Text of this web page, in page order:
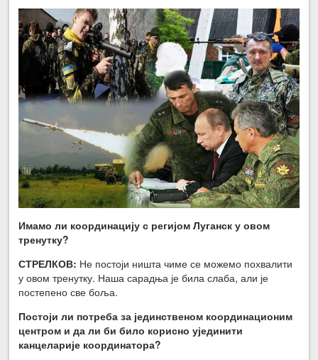
Имамо ли координацију с регијом Луганск у овом
тренутку?
СТРЕЛКОВ: Не постоји ништа чиме се можемо похвалити
у овом тренутку. Наша сарадња је била слаба, али је
постепено све боља.
Постоји ли потреба за јединственом координационим
центром и да ли би било корисно ујединити
канцеларије координатора?